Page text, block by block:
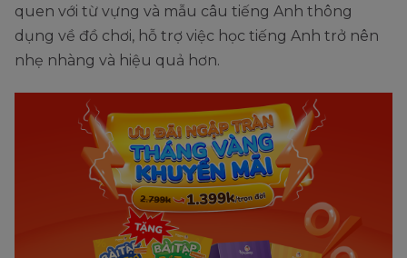
quen với từ vựng và mẫu câu tiếng Anh thông
dụng về đồ chơi, hỗ trợ việc học tiếng Anh trở nên
nhẹ nhàng và hiệu quả hơn.